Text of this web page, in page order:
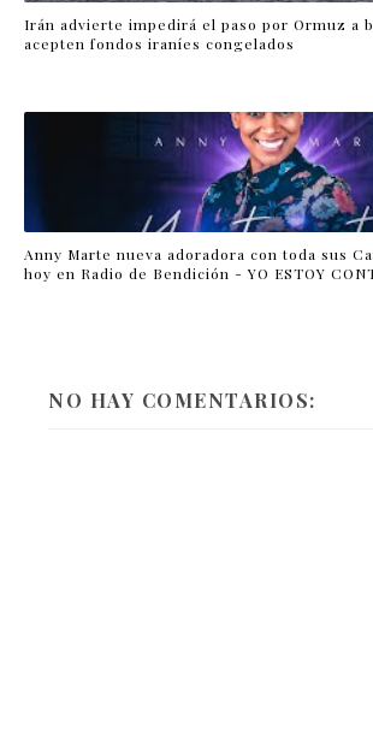
Irán advierte impedirá el paso por Ormuz a
acepten fondos iraníes congelados
Anny Marte nueva adoradora con toda sus
hoy en Radio de Bendición - YO ESTOY
NO HAY COMENTARIOS: